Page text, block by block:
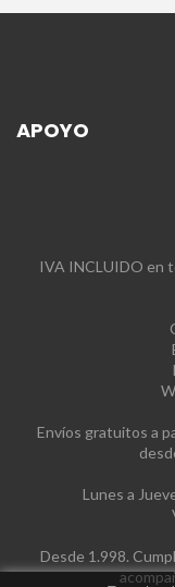
APOYO
IVA INCLUIDO en
Envíos gratuitos a
Lunes a
Desde 1.998.